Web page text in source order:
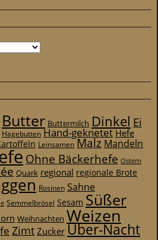
Butter Buttermilch Dinkel Ei
Hagebutten Hand-geknetet Hefe
Leinsamen Malz Mandeln
Ohne Bäckerhefe Ostern
Quark regional regionale Brote
Rosinen Sahne
Semmelbrösel Sesam Süßer
Weihnachten Weizen
ZimtZuckerÜber-Nacht